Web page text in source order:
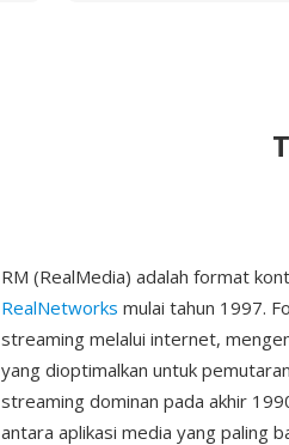
RM (RealMedia) adalah format
RealNetworks mulai tahun 1997.
streaming melalui internet,
yang dioptimalkan untuk
streaming dominan pada akhir
antara aplikasi media yang paling